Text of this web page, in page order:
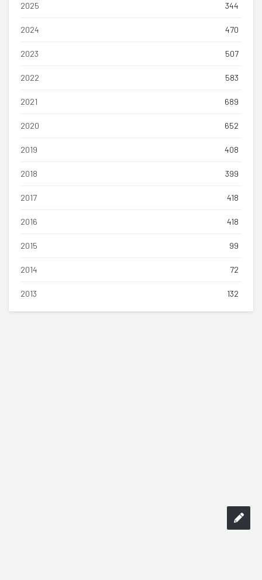
2025 344
2024 470
2023 507
2022 583
2021 689
2020 652
2019 408
2018 399
2017 418
2016 418
2015 99
2014 72
2013 132